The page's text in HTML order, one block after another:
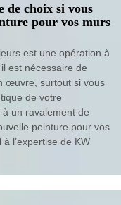
de choix si vous
pour vos murs
est une opération à
est nécessaire de
œuvre, surtout si vous
de votre
un ravalement de
peinture pour vos
l’expertise de KW